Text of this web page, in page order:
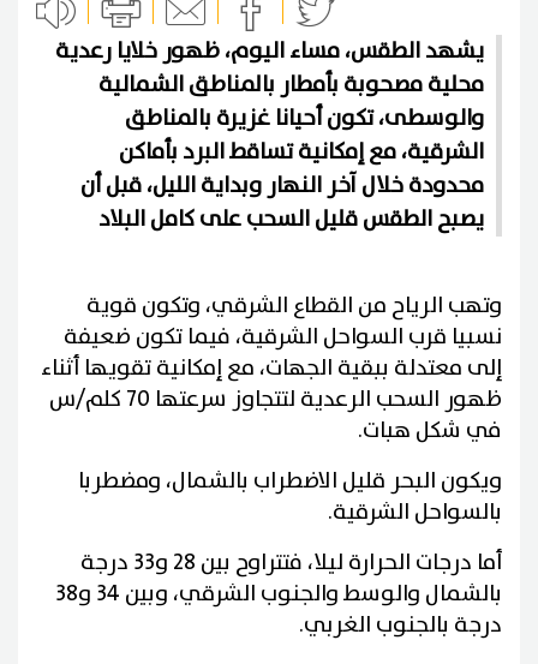
يشهد الطقس، مساء اليوم، ظهور خلايا رعدية
محلية مصحوبة بأمطار بالمناطق الشمالية
والوسطى، تكون أحيانا غزيرة بالمناطق
الشرقية، مع إمكانية تساقط البرد بأماكن
محدودة خلال آخر النهار وبداية الليل، قبل أن
يصبح الطقس قليل السحب على كامل البلاد
وتهب الرياح من القطاع الشرقي، وتكون قوية
نسبيا قرب السواحل الشرقية، فيما تكون ضعيفة
إلى معتدلة ببقية الجهات، مع إمكانية تقويها أثناء
ظهور السحب الرعدية لتتجاوز سرعتها 70 كلم/س
في شكل هبات.
ويكون البحر قليل الاضطراب بالشمال، ومضطربا
بالسواحل الشرقية.
أما درجات الحرارة ليلا، فتتراوح بين 28 و33 درجة
بالشمال والوسط والجنوب الشرقي، وبين 34 و38
درجة بالجنوب الغربي.